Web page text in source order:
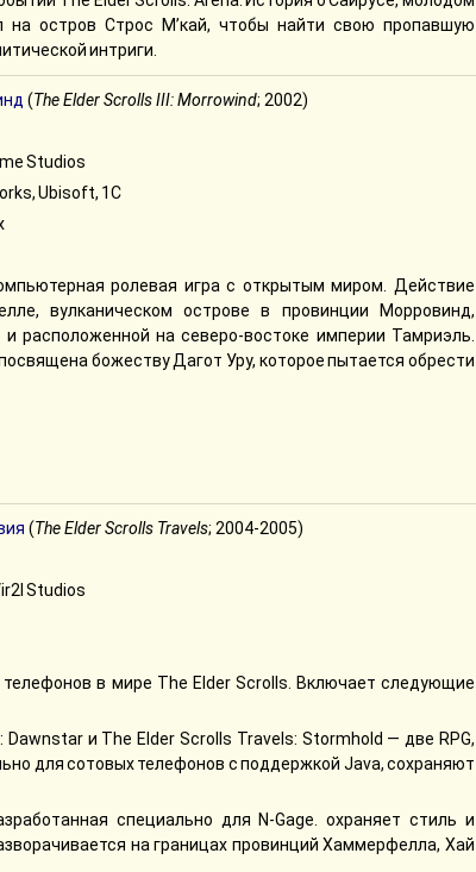
на остров Строс М’кай, чтобы найти свою пропавшую
интриги.
(The Elder Scrolls III: Morrowind; 2002)
Studios
Ubisoft, 1С
ролевая игра с открытым миром. Действие
вулканическом острове в провинции Морровинд,
расположенной на северо-востоке империи Тамриэль.
божеству Дагот Уру, которое пытается обрести
(The Elder Scrolls Travels; 2004-2005)
Studios
в мире The Elder Scrolls. Включает следующие
Dawnstar и The Elder Scrolls Travels: Stormhold — две RPG,
для сотовых телефонов с поддержкой Java, сохраняют
специально для N-Gage. охраняет стиль и
на границах провинций Хаммерфелла, Хай